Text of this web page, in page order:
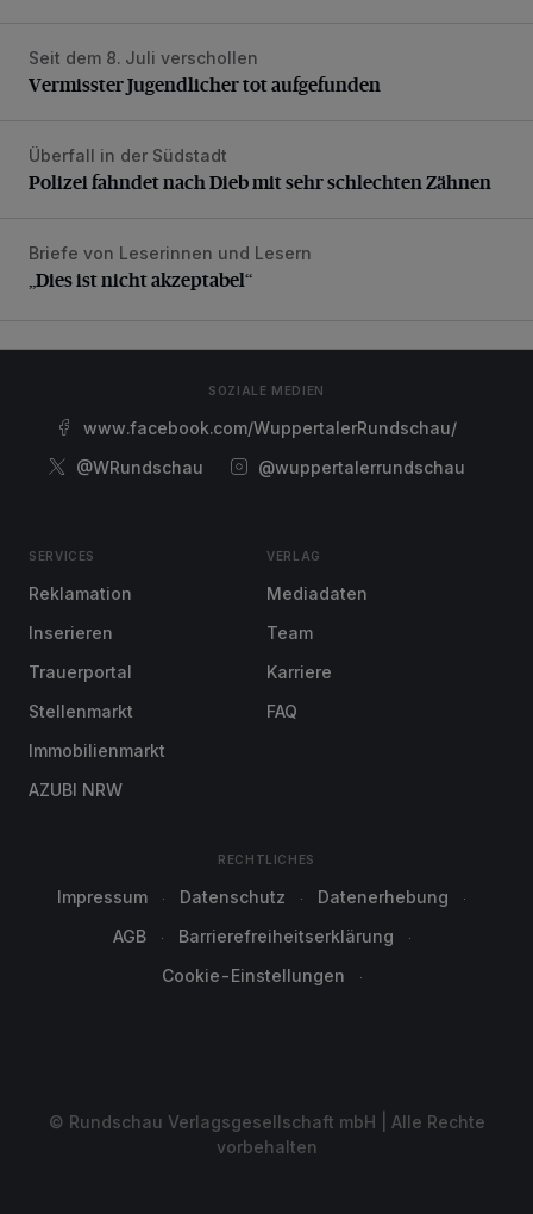
Vermisster Jugendlicher tot aufgefunden
Seit dem 8. Juli verschollen
Vermisster Jugendlicher tot aufgefunden
Polizei fahndet nach Dieb mit sehr schlechten Zähnen
Überfall in der Südstadt
Polizei fahndet nach Dieb mit sehr schlechten Zähnen
„Dies ist nicht akzeptabel“
Briefe von Leserinnen und Lesern
„Dies ist nicht akzeptabel“
SOZIALE MEDIEN
www.facebook.com/WuppertalerRundschau/
@WRundschau
@wuppertalerrundschau
SERVICES
Reklamation
Inserieren
Trauerportal
Stellenmarkt
Immobilienmarkt
AZUBI NRW
VERLAG
Mediadaten
Team
Karriere
FAQ
RECHTLICHES
Impressum Datenschutz
Datenerhebung
AGB
Barrierefreiheitserklärung
Cookie-Einstellungen
© Rundschau Verlagsgesellschaft mbH | Alle Rechte
vorbehalten